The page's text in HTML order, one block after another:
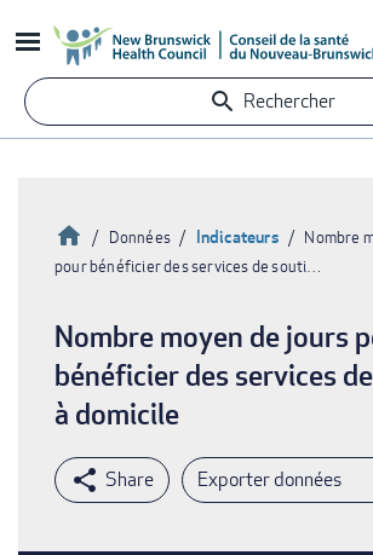
au
contenu
principal
Rechercher
Fil
d'Ariane
Accueil
Données Indicateurs
Nombre
pour bénéficier des services de souti…
Nombre moyen de jours
bénéficier des services
à domicile
Exporter données